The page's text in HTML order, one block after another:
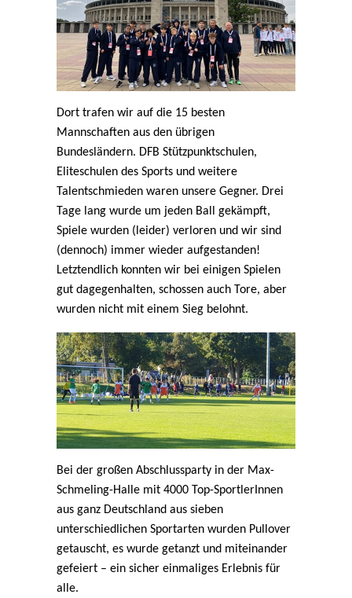
Dort trafen wir auf die 15 besten
Mannschaften aus den übrigen
Bundesländern. DFB Stützpunktschulen,
Eliteschulen des Sports und weitere
Talentschmieden waren unsere Gegner. Drei
Tage lang wurde um jeden Ball gekämpft,
Spiele wurden (leider) verloren und wir sind
(dennoch) immer wieder aufgestanden!
Letztendlich konnten wir bei einigen Spielen
gut dagegenhalten, schossen auch Tore, aber
wurden nicht mit einem Sieg belohnt.
Bei der großen Abschlussparty in der Max-
Schmeling-Halle mit 4000 Top-SportlerInnen
aus ganz Deutschland aus sieben
unterschiedlichen Sportarten wurden Pullover
getauscht, es wurde getanzt und miteinander
gefeiert – ein sicher einmaliges Erlebnis für
alle.